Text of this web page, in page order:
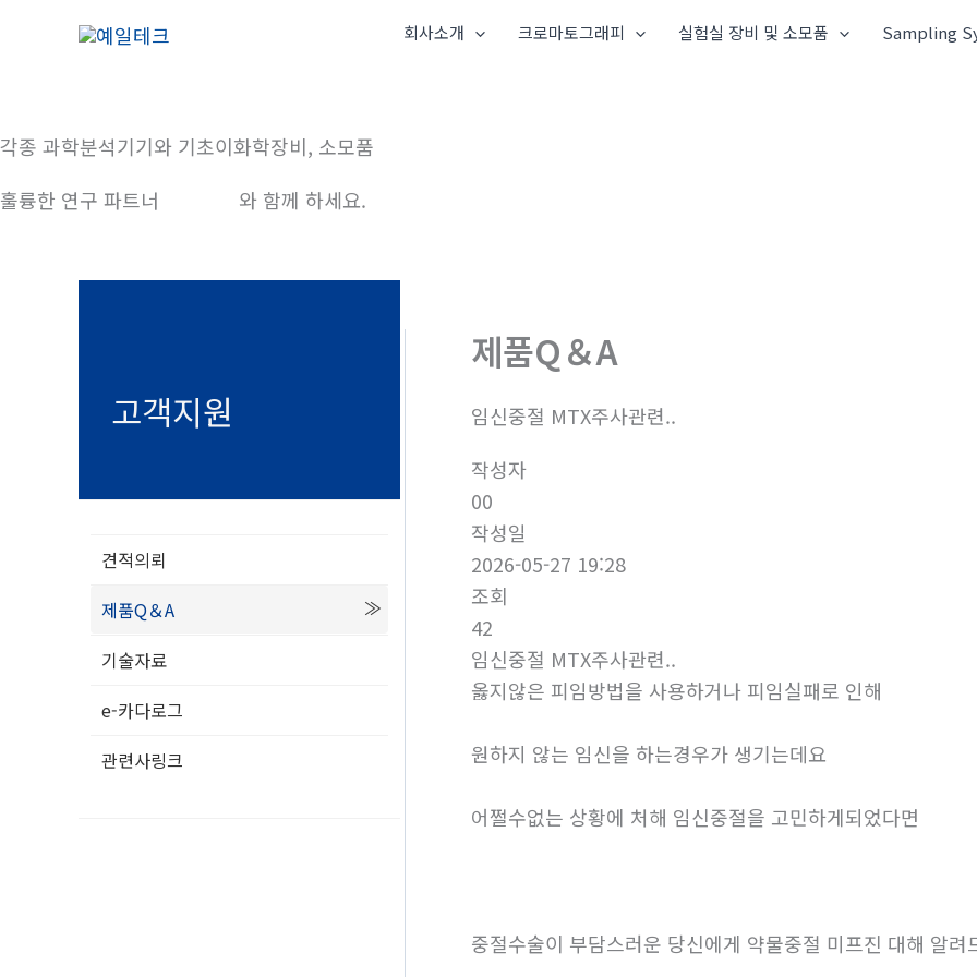
건
뛰
회사소개 크로마토그래피 실험실 장비 및 소모품 Sampling
각종 과학분석기기와 기초이화학장비, 소모품
훌륭한 연구 파트너
와 함께 하세요.
고객지원
견적의뢰
제품Q＆A
기술자료
e-카다로그
관련사링크
제품Q＆A
임신중절 MTX주사관련..
작성자
00
작성일
2026-05-27 19:28
조회
42
임신중절 MTX주사관련..
옳지않은 피임방법을 사용하거나 피임실패로 인해
원하지 않는 임신을 하는경우가 생기는데요
어쩔수없는 상황에 처해 임신중절을 고민하게되었다면
중절수술이 부담스러운 당신에게 약물중절 미프진 대해 알려